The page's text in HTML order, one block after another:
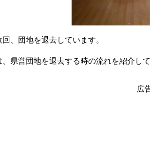
、団地を退去しています。
、県営団地を退去する時の流れを紹介して
広